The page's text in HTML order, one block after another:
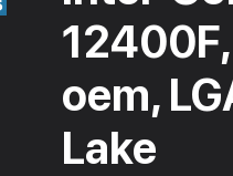
oem,
Lake